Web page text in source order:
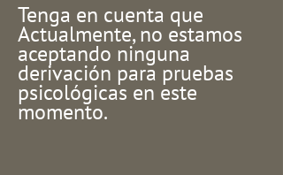
Tenga en cuenta que
Actualmente, no estamos
aceptando ninguna
derivación para pruebas
psicológicas en este
momento.